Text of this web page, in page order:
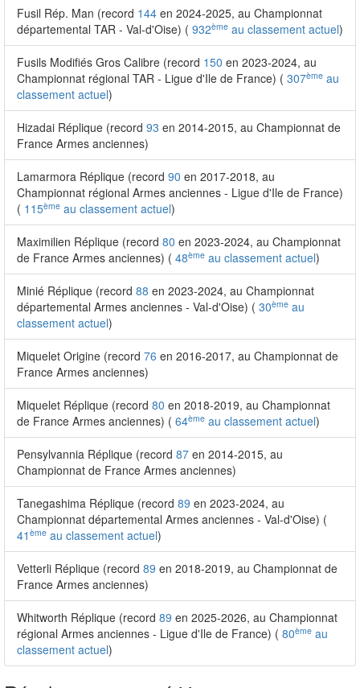
Fusil Rép. Man (record 144 en 2024-2025, au Championnat
départemental TAR - Val-d'Oise) ( 932ème au classement actuel)
Fusils Modifiés Gros Calibre (record 150 en 2023-2024, au
Championnat régional TAR - Ligue d'Ile de France) ( 307ème au
classement actuel)
Hizadai Réplique (record 93 en 2014-2015, au Championnat de
France Armes anciennes)
Lamarmora Réplique (record 90 en 2017-2018, au
Championnat régional Armes anciennes - Ligue d'Ile de France)
( 115ème au classement actuel)
Maximilien Réplique (record 80 en 2023-2024, au Championnat
de France Armes anciennes) ( 48ème au classement actuel)
Minié Réplique (record 88 en 2023-2024, au Championnat
départemental Armes anciennes - Val-d'Oise) ( 30ème au
classement actuel)
Miquelet Origine (record 76 en 2016-2017, au Championnat de
France Armes anciennes)
Miquelet Réplique (record 80 en 2018-2019, au Championnat
de France Armes anciennes) ( 64ème au classement actuel)
Pensylvannia Réplique (record 87 en 2014-2015, au
Championnat de France Armes anciennes)
Tanegashima Réplique (record 89 en 2023-2024, au
Championnat départemental Armes anciennes - Val-d'Oise) (
41 ème au classement actuel)
Vetterli Réplique (record 89 en 2018-2019, au Championnat de
France Armes anciennes)
Whitworth Réplique (record 89 en 2025-2026, au Championnat
régional Armes anciennes - Ligue d'Ile de France) ( 80ème au
classement actuel)